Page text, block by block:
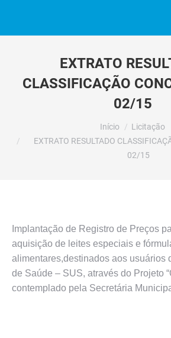
EXTRATO
CLASSIFICAÇÃO
02/15
Início
Licitação
EXTRATO RESULTADO
02/15
Implantação de Registro de Preços
aquisição de leites especiais e
alimentares,destinados aos usuários
de Saúde – SUS, através do Projeto
contemplado pela Secretária